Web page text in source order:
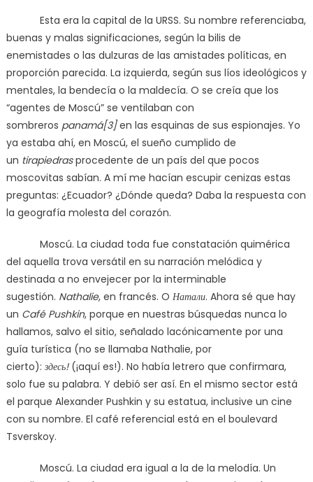
Esta era la capital de la URSS. Su nombre referenciaba,
buenas y malas significaciones, según la bilis de
enemistades o las dulzuras de las amistades políticas, en
proporción parecida. La izquierda, según sus líos ideológicos y
mentales, la bendecía o la maldecía. O se creía que los
“agentes de Moscú” se ventilaban con
sombreros panamá[3]en las esquinas de sus espionajes. Yo
ya estaba ahí, en Moscú, el sueño cumplido de
un tirapiedrasprocedente de un país del que pocos
moscovitas sabían. A mí me hacían escupir cenizas estas
preguntas: ¿Ecuador? ¿Dónde queda? Daba la respuesta con
la geografía molesta del corazón.
Moscú. La ciudad toda fue constatación quimérica
del aquella trova versátil en su narración melódica y
destinada a no envejecer por la interminable
sugestión. Nathalie, en francés. O Натали. Ahora sé que hay
un Café Pushkin, porque en nuestras búsquedas nunca lo
hallamos, salvo el sitio, señalado lacónicamente por una
guía turística (no se llamaba Nathalie, por
cierto): здесь!(¡aquí es!). No había letrero que confirmara,
solo fue su palabra. Y debió ser así. En el mismo sector está
el parque Alexander Pushkin y su estatua, inclusive un cine
con su nombre. El café referencial está en el boulevard
Tsverskoy.
Moscú. La ciudad era igual a la de la melodía. Un